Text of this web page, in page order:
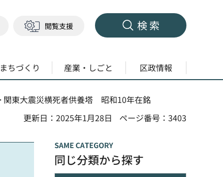
閲覧支援 検索
ちづくり 産業・しごと 区政情報
関東大震災横死者供養塔 昭和10年在銘
更新日：2025年1月28日
ページ番号：3403
同じ分類から探す